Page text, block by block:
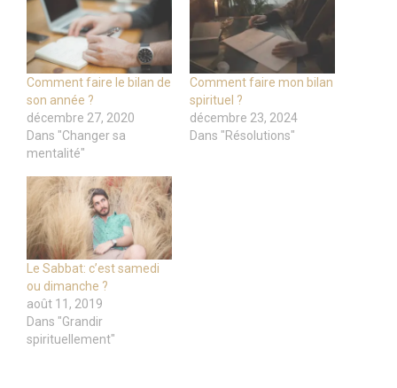
Comment faire le bilan de
son année ?
décembre 27, 2020
Dans "Changer sa
mentalité"
Comment faire mon bilan
spirituel ?
décembre 23, 2024
Dans "Résolutions"
Le Sabbat: c’est samedi
ou dimanche ?
août 11, 2019
Dans "Grandir
spirituellement"